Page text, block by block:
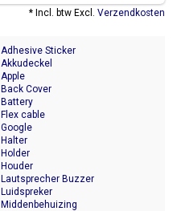
* Incl. btw Excl. Verzendkosten
Adhesive Sticker
Akkudeckel
Apple
Back Cover
Battery
Flex cable
Google
Halter
Holder
Houder
Lautsprecher Buzzer
Luidspreker
Middenbehuizing